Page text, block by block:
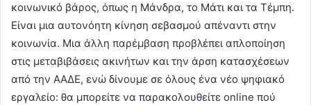
κοινωνικό βάρος, όπως η Μάνδρα, το Μάτι και τα Τέμπη.
Είναι μια αυτονόητη κίνηση σεβασμού απέναντι στην
κοινωνία. Μια άλλη παρέμβαση προβλέπει απλοποίηση
στις μεταβιβάσεις ακινήτων και την άρση κατασχέσεων
από την ΑΑΔΕ, ενώ δίνουμε σε όλους ένα νέο ψηφιακό
εργαλείο: θα μπορείτε να παρακολουθείτε online πού